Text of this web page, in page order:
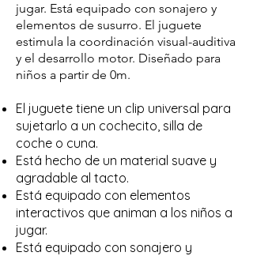
jugar. Está equipado con sonajero y
elementos de susurro. El juguete
estimula la coordinación visual-auditiva
y el desarrollo motor. Diseñado para
niños a partir de 0m.
El juguete tiene un clip universal para
sujetarlo a un cochecito, silla de
coche o cuna.
Está hecho de un material suave y
agradable al tacto.
Está equipado con elementos
interactivos que animan a los niños a
jugar.
Está equipado con sonajero y